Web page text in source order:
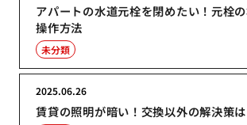
アパートの水道元栓を閉めたい！元栓
操作方法
未分類
賃貸の照明が暗い！交換以外の解決策は
2025.06.26